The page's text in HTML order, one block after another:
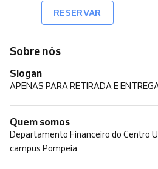
RESERVAR
Sobre nós
Slogan
APENAS PARA RETIRADA E
Quem somos
Departamento Financeiro do Centro
campus Pompeia